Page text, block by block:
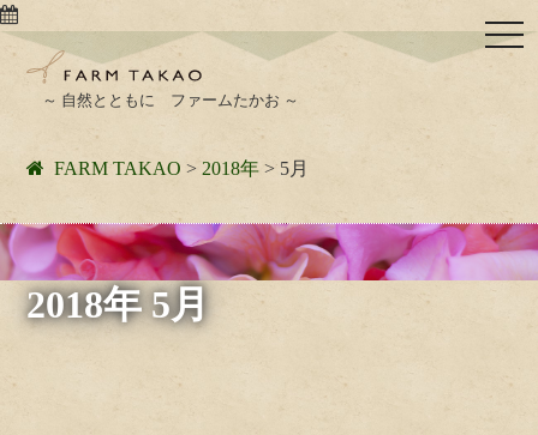
～ 自然とともに ファームたかお ～
FARM TAKAO >2018年 >5月
2018年 5月